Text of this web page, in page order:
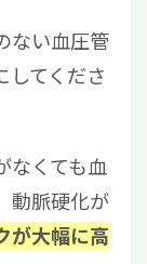
ない血圧管
してくださ
なくても血
動脈硬化が
が大幅に高